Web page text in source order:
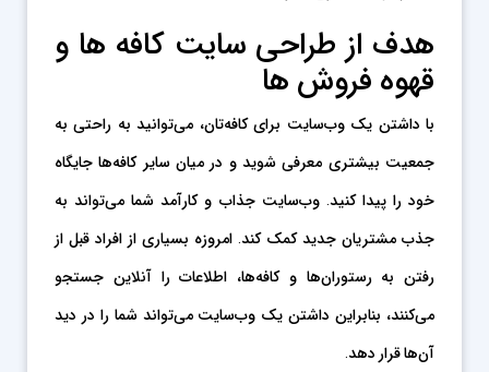
هدف از طراحی سایت کافه ها و
قهوه فروش ها
با داشتن یک وب‌سایت برای کافه‌تان، می‌توانید به راحتی به
جمعیت بیشتری معرفی شوید و در میان سایر کافه‌ها جایگاه
خود را پیدا کنید. وب‌سایت جذاب و کارآمد شما می‌تواند به
جذب مشتریان جدید کمک کند. امروزه بسیاری از افراد قبل از
رفتن به رستوران‌ها و کافه‌ها، اطلاعات را آنلاین جستجو
می‌کنند، بنابراین داشتن یک وب‌سایت می‌تواند شما را در دید
آن‌ها قرار دهد.